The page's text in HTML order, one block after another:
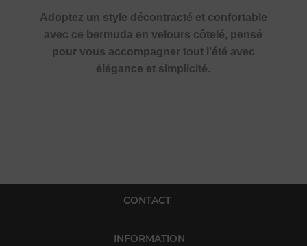
Adoptez un style décontracté et confortable
avec ce bermuda en velours côtelé, pensé
pour vous accompagner tout l’été avec
élégance et simplicité.
CONTACT
INFORMATION